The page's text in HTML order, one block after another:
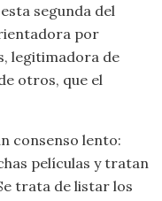
esta segunda del
por
legitimadora de
otros, que el
consenso lento:
películas y tratan
trata de listar los